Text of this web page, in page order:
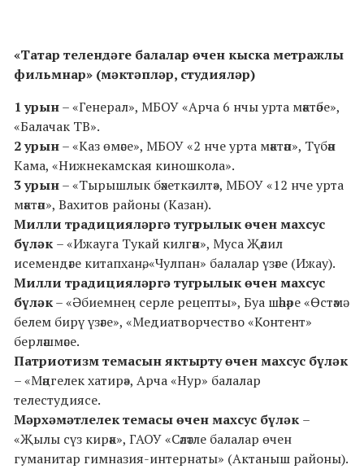
«Татар телендәге балалар өчен кыска метражлы
фильмнар» (мәктәпләр, студияләр)
1 урын– «Генерал», МБОУ «Арча 6 нчы урта мәктәбе»,
«Балачак ТВ».
2 урын– «Каз өмәсе», МБОУ «2 нче урта мәктәп», Түбән
Кама, «Нижнекамская киношкола».
3 урын– «Тырышлык бәхеткә илтә», МБОУ «12 нче урта
мәктәп», Вахитов районы (Казан).
Милли традицияләргә тугрылык өчен махсус
бүләк – «Ижауга Тукай килгән», Муса Җәлил
исемендәге китапханә, «Чулпан» балалар үзәге (Ижау).
Милли традицияләргә тугрылык өчен махсус
бүләк– «Әбиемнең серле рецепты», Буа шәһәре «Өстәмә
белем бирү үзәге», «Медиатворчество «Контент»
берләшмәсе.
Патриотизм темасын яктырту өчен махсус бүләк
– «Мәңгелек хатирә», Арча «Нур» балалар
телестудиясе.
Мәрхәмәтлелек темасы өчен махсус бүләк –
«Җылы сүз кирәк», ГАОУ «Сәләтле балалар өчен
гуманитар гимназия-интернаты» (Актаныш районы).